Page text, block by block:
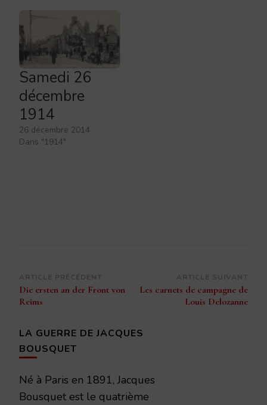
Samedi 26
décembre
1914
26 décembre 2014
Dans "1914"
Navigation
d’article
Die ersten an der Front von
Reims
Les carnets de campagne de
Louis Delozanne
LA GUERRE DE JACQUES
BOUSQUET
Né à Paris en 1891, Jacques
Bousquet est le quatrième